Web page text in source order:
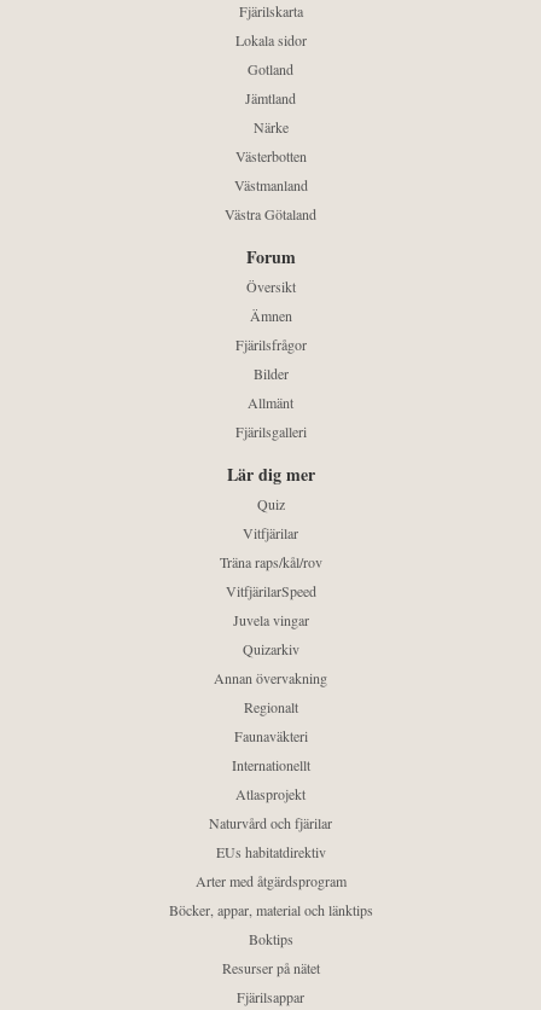
Fjärilskarta
Lokala sidor
Gotland
Jämtland
Närke
Västerbotten
Västmanland
Västra Götaland
Forum
Översikt
Ämnen
Fjärilsfrågor
Bilder
Allmänt
Fjärilsgalleri
Lär dig mer
Quiz
Vitfjärilar
Träna raps/kål/rov
VitfjärilarSpeed
Juvela vingar
Quizarkiv
Annan övervakning
Regionalt
Faunaväkteri
Internationellt
Atlasprojekt
Naturvård och fjärilar
EUs habitatdirektiv
Arter med åtgärdsprogram
Böcker, appar, material och länktips
Boktips
Resurser på nätet
Fjärilsappar